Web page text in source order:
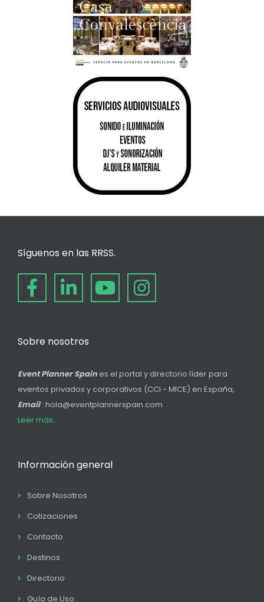
Síguenos en las RRSS.
Sobre nosotros
Event Planner Spain es el portal y directorio líder para
eventos privados y corporativos (CCI - MICE) en España,
Email: hola@eventplannerspain.com
Leer más...
Información general
Sobre Nosotros
Cotizaciones
Contacto
Destinos
Directorio
Guía de Uso